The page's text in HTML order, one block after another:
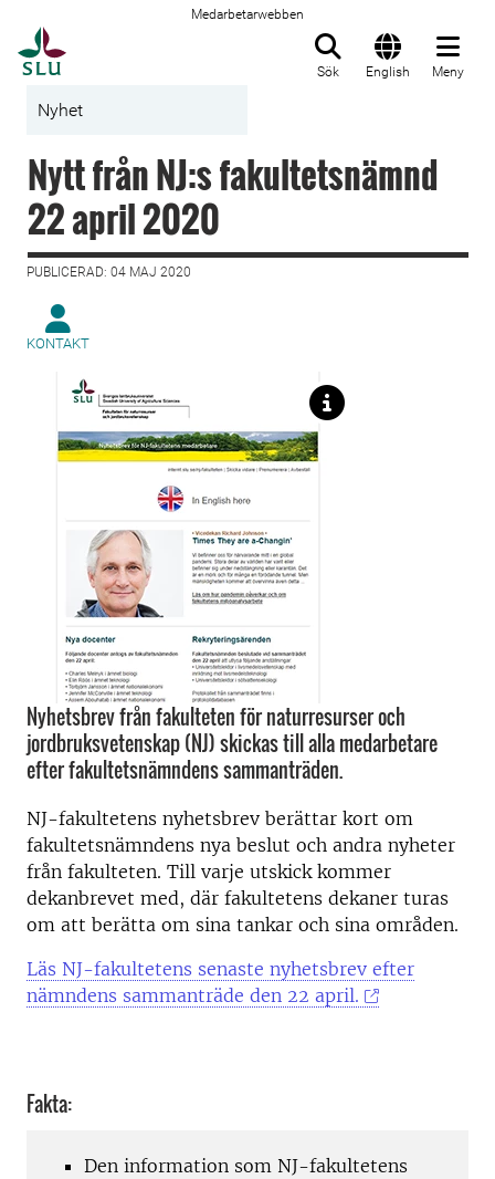
Medarbetarwebben
Sök English Meny
Nyhet
Nytt från NJ:s fakultetsnämnd
22 april 2020
PUBLICERAD: 04 MAJ 2020
KONTAKT
Nyhetsbrev från fakulteten för naturresurser och
jordbruksvetenskap (NJ) skickas till alla medarbetare
efter fakultetsnämndens sammanträden.
NJ-fakultetens nyhetsbrev berättar kort om
fakultetsnämndens nya beslut och andra nyheter
från fakulteten. Till varje utskick kommer
dekanbrevet med, där fakultetens dekaner turas
om att berätta om sina tankar och sina områden.
Läs NJ-fakultetens senaste nyhetsbrev efter
nämndens sammanträde den 22 april.
Fakta:
Den information som NJ-fakultetens